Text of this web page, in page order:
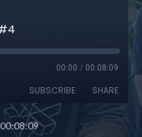
00:00 / 00:08:09
SUBSCRIBE SHARE
00:08:09